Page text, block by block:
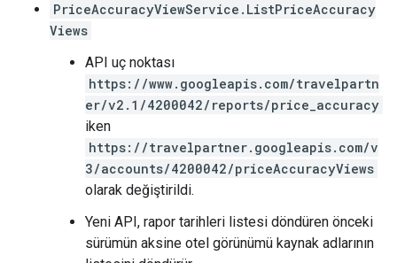
PriceAccuracyViewService.ListPriceAccuracy
Views
API uç noktası
https://www.googleapis.com/travelpartn
er/v2.1/4200042/reports/price_accuracy
iken
https://travelpartner.googleapis.com/v
3/accounts/4200042/priceAccuracyViews
olarak değiştirildi.
Yeni API, rapor tarihleri listesi döndüren önceki
sürümün aksine otel görünümü kaynak adlarının